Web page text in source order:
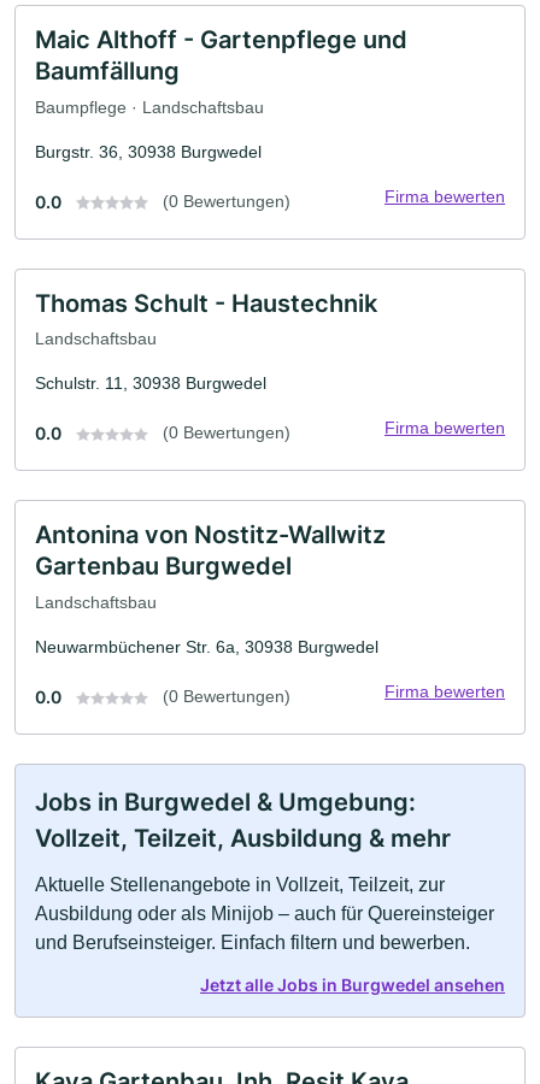
Maic Althoff - Gartenpflege und
Baumfällung
Baumpflege · Landschaftsbau
Burgstr. 36, 30938 Burgwedel
0.0 (0 Bewertungen) Firma bewerten
Thomas Schult - Haustechnik
Landschaftsbau
Schulstr. 11, 30938 Burgwedel
0.0 (0 Bewertungen) Firma bewerten
Antonina von Nostitz-Wallwitz
Gartenbau Burgwedel
Landschaftsbau
Neuwarmbüchener Str. 6a, 30938 Burgwedel
0.0 (0 Bewertungen) Firma bewerten
Jobs in Burgwedel & Umgebung:
Vollzeit, Teilzeit, Ausbildung & mehr
Aktuelle Stellenangebote in Vollzeit, Teilzeit, zur
Ausbildung oder als Minijob – auch für Quereinsteiger
und Berufseinsteiger. Einfach filtern und bewerben.
Jetzt alle Jobs in Burgwedel ansehen